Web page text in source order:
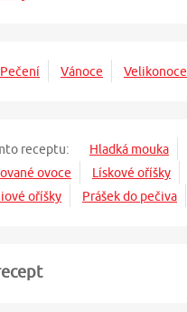
Pečení Vánoce Velikonoce
receptu: Hladká mouka
ovoce Lískové oříšky
oříšky Prášek do pečiva